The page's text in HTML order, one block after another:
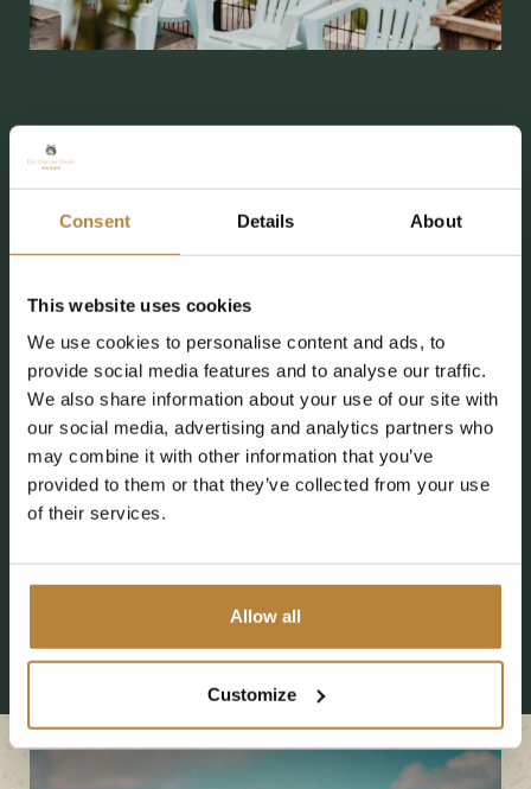
Consent Details About
This website uses cookies
We use cookies to personalise content and ads, to
provide social media features and to analyse our traffic.
We also share information about your use of our site with
our social media, advertising and analytics partners who
may combine it with other information that you’ve
provided to them or that they’ve collected from your use
of their services.
Allow all
Customize
Groots in klein geluk
activiteiten is er bij De Kleine Wolf meer dan genoeg te
beleven. Wij zitten dan ook nooit stil en kijken graag naar
de toekomst. Ook het afgelopen jaar is dat zeker niet
anders geweest. Ontdek dit jubileumjaar ons gloednieuwe
semi-overdekt binnenzwembad, onze nieuwste
supersnelle duoglijbanen en unieke glijbaan met speciale
lichtbeleving.
Spatteren en zwemmen